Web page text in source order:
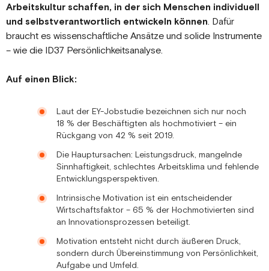
Arbeitskultur schaffen, in der sich Menschen individuell
und selbstverantwortlich entwickeln können. Dafür
braucht es wissenschaftliche Ansätze und solide Instrumente
– wie die ID37 Persönlichkeitsanalyse.
Auf einen Blick:
Laut der EY-Jobstudie bezeichnen sich nur noch
18 % der Beschäftigten als hochmotiviert – ein
Rückgang von 42 % seit 2019.
Die Hauptursachen: Leistungsdruck, mangelnde
Sinnhaftigkeit, schlechtes Arbeitsklima und fehlende
Entwicklungsperspektiven.
Intrinsische Motivation ist ein entscheidender
Wirtschaftsfaktor – 65 % der Hochmotivierten sind
an Innovationsprozessen beteiligt.
Motivation entsteht nicht durch äußeren Druck,
sondern durch Übereinstimmung von Persönlichkeit,
Aufgabe und Umfeld.